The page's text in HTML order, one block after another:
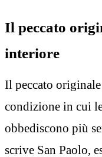
Il peccato
interiore
Il peccato
condizione in cui
obbediscono più
scrive San Paolo,